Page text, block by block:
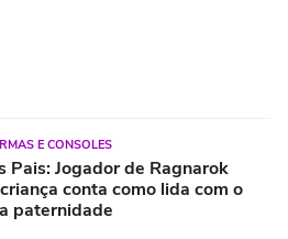
E CONSOLES
Pais: Jogador de Ragnarok
conta como lida com o
paternidade